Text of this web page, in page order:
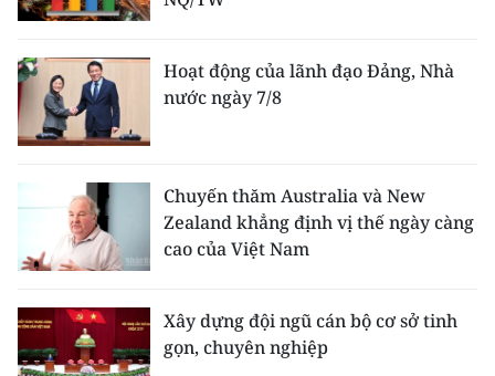
Hoạt động của lãnh đạo Đảng, Nhà
nước ngày 7/8
Chuyến thăm Australia và New
Zealand khẳng định vị thế ngày càng
cao của Việt Nam
Xây dựng đội ngũ cán bộ cơ sở tinh
gọn, chuyên nghiệp